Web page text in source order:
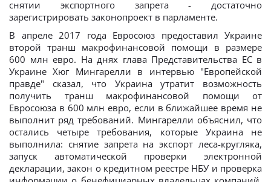
снятии экспортного запрета - достаточно
зарегистрировать законопроект в парламенте.
В апреле 2017 года Евросоюз предоставил Украине
второй транш макрофинансовой помощи в размере
600 млн евро. На днях глава Представительства ЕС в
Украине Хюг Мингарелли в интервью "Европейской
правде" сказал, что Украина утратит возможность
получить транш макрофинансовой помощи от
Евросоюза в 600 млн евро, если в ближайшее время не
выполнит ряд требований. Мингарелли объяснил, что
остались четыре требования, которые Украина не
выполнила: снятие запрета на экспорт леса-кругляка,
запуск автоматической проверки электронной
декларации, закон о кредитном реестре НБУ и проверка